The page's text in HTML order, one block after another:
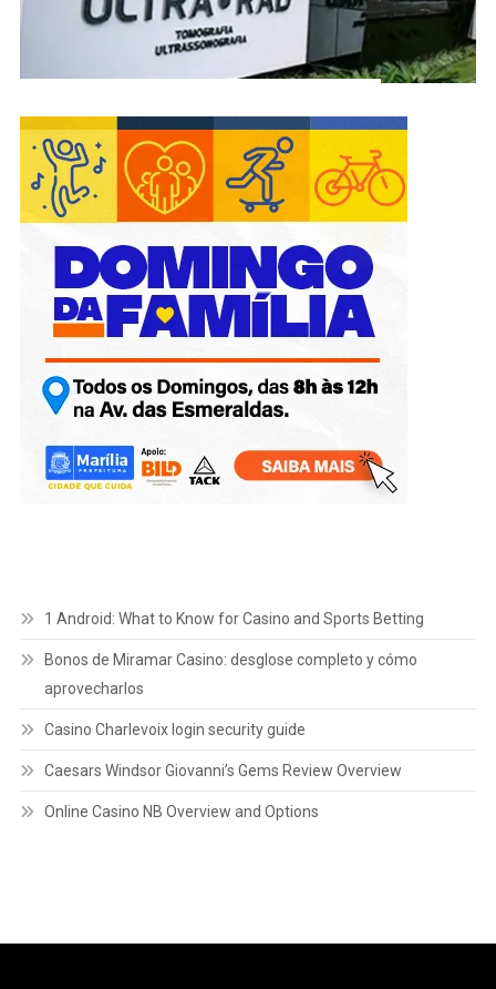
1 Android: What to Know for Casino and Sports Betting
Bonos de Miramar Casino: desglose completo y cómo
aprovecharlos
Casino Charlevoix login security guide
Caesars Windsor Giovanni’s Gems Review Overview
Online Casino NB Overview and Options